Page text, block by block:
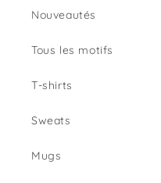
Nouveautés
Tous les motifs
T-shirts
Sweats
Mugs